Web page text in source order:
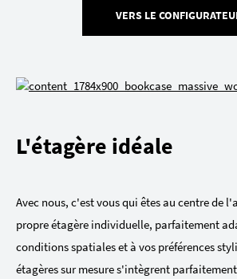
VERS LE
L'étagère idéale
Avec nous, c'est vous qui êtes au centre de
propre étagère individuelle, parfaitement
conditions spatiales et à vos préférences
étagères sur mesure s'intègrent